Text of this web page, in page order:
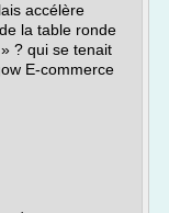
accélère
la table ronde
? qui se tenait
E-commerce